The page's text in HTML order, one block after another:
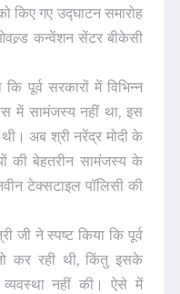
किए गए उद्घाटन समारोह
कन्वेंशन सेंटर बीकेसी
पूर्व सरकारों में विभिन्न
में सामंजस्य नहीं था, इस
थी। अब श्री नरेंद्र मोदी के
की बेहतरीन सामंजस्य के
टेक्सटाइल पॉलिसी की
जी ने स्पष्ट किया कि पूर्व
कर रही थी, किंतु इसके
नहीं की। ऐसे में